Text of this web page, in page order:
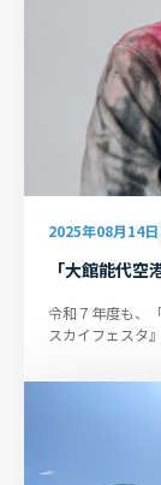
2025年08月14日
「大館能代
令和７年度も、
スカイフェスタ